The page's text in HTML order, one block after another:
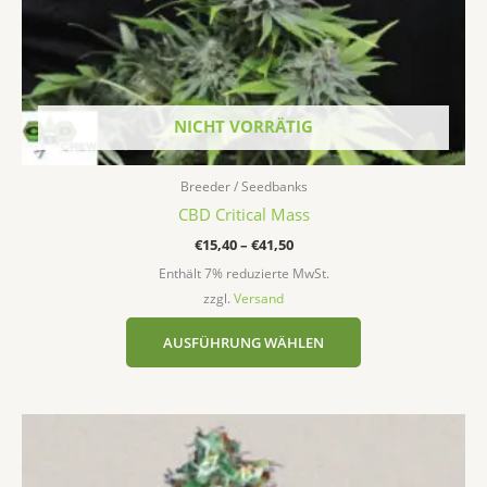
NICHT VORRÄTIG
Breeder / Seedbanks
CBD Critical Mass
€15,40– €41,50
Enthält 7% reduzierte MwSt.
zzgl. Versand
AUSFÜHRUNG WÄHLEN
gewählt
werden